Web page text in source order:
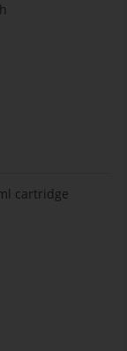
cartridge